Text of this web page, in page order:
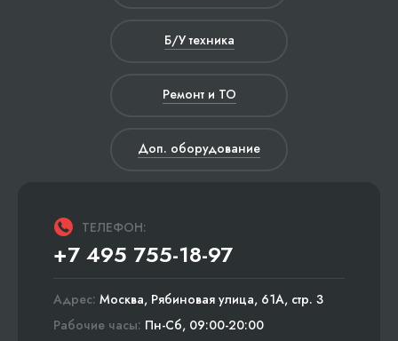
Б/У техника
Ремонт и ТО
Доп. оборудование
ТЕЛЕФОН:
+7 495 755-18-97
Адрес: Москва, Рябиновая улица, 61А, стр. 3
Рабочие часы: Пн-Сб, 09:00-20:00